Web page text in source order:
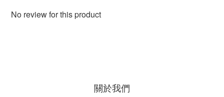
No review for this product
關於我們